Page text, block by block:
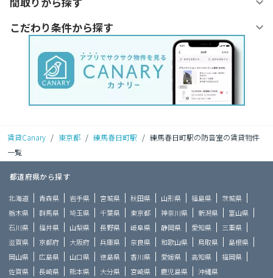
こだわり条件から探す
賃貸Canary / 東京都 / 練馬春日町駅 / 練馬春日町駅の防音室の賃貸物件
一覧
都道府県から探す
北海道 青森県 岩手県 宮城県 秋田県 山形県 福島県
茨城県
栃木県
群馬県 埼玉県 千葉県 東京都 神奈川県 新潟県
富山県
石川県
福井県 山梨県 長野県 岐阜県 静岡県 愛知県
三重県
滋賀県
京都府 大阪府 兵庫県 奈良県 和歌山県 鳥取県
島根県
岡山県
広島県 山口県 徳島県 香川県 愛媛県 高知県
福岡県
佐賀県
長崎県 熊本県 大分県 宮崎県 鹿児島県 沖縄県